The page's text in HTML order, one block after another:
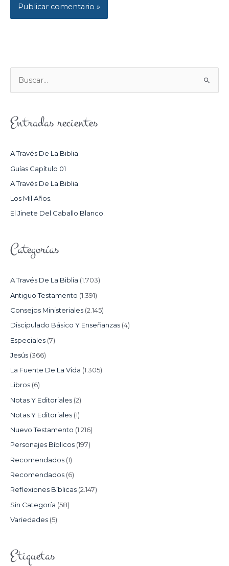
U
C
R
:
Entradas recientes
A Través De La Biblia
Guías Capítulo 01
A Través De La Biblia
Los Mil Años.
El Jinete Del Caballo Blanco.
Categorías
A Través De La Biblia (1.703)
Antiguo Testamento (1.391)
Consejos Ministeriales (2.145)
Discipulado Básico Y Enseñanzas (4)
Especiales (7)
Jesús (366)
La Fuente De La Vida (1.305)
Libros (6)
Notas Y Editoriales (2)
Notas Y Editoriales (1)
Nuevo Testamento (1.216)
Personajes Bíblicos (197)
Recomendados (1)
Recomendados (6)
Reflexiones Bíblicas (2.147)
Sin Categoría (58)
Variedades (5)
Etiquetas